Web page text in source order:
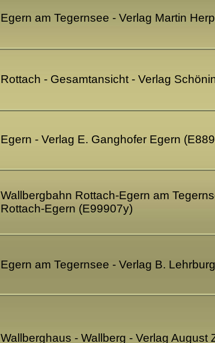
Egern am Tegernsee - Verlag Martin
Rottach - Gesamtansicht - Verlag
Egern - Verlag E. Ganghofer Egern
Wallbergbahn Rottach-Egern am
Rottach-Egern (E99907y)
Egern am Tegernsee - Verlag B.
Wallberghaus - Wallberg - Verlag